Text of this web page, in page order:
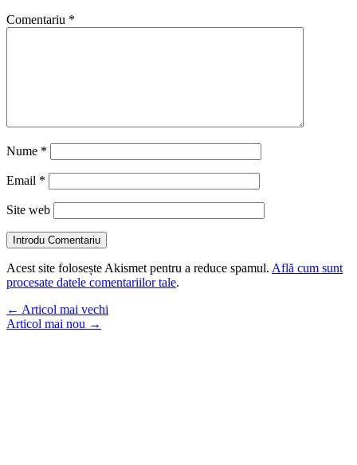
Comentariu *
Nume *
Email *
Site web
Introdu Comentariu
Acest site folosește Akismet pentru a reduce spamul. Află cum sunt
procesate datele comentariilor tale.
← Articol mai vechi
Articol mai nou →